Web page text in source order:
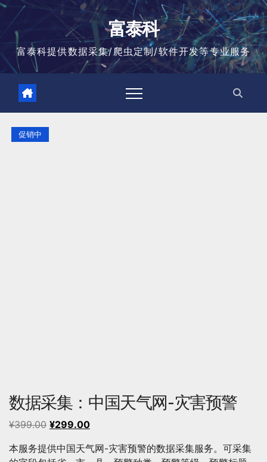
跳
富泰科
富泰科提供数据采集/爬虫定制/软件开发等专业服务
促销中
数据采集：中国天气网-灾害预警
¥399.00 原
为：
¥299.00当
价
本服务提供中国天气网-灾害预警的数据采集服务。可采集